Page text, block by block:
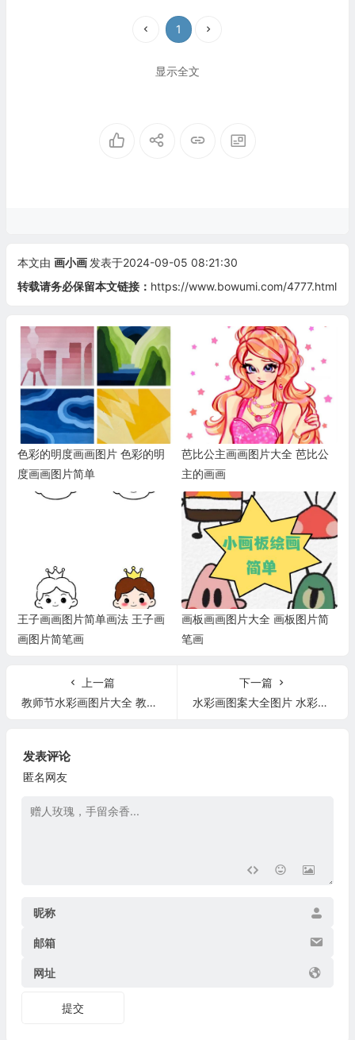
1
显示全文
本文由 画小画 发表于2024-09-05 08:21:30
转载请务必保留本文链接： https://www.bowumi.com/4777.html
色彩的明度画画图片 色彩的明
度画画图片简单
芭比公主画画图片大全 芭比公
主的画画
王子画画图片简单画法 王子画
画图片简笔画
画板画画图片大全 画板图片简
笔画
上一篇
教师节水彩画图片大全 教师节水彩画作品
下一篇
水彩画图案大全图片 水彩画图片大全简单
发表评论
匿名网友
昵称
邮箱
网址
提交